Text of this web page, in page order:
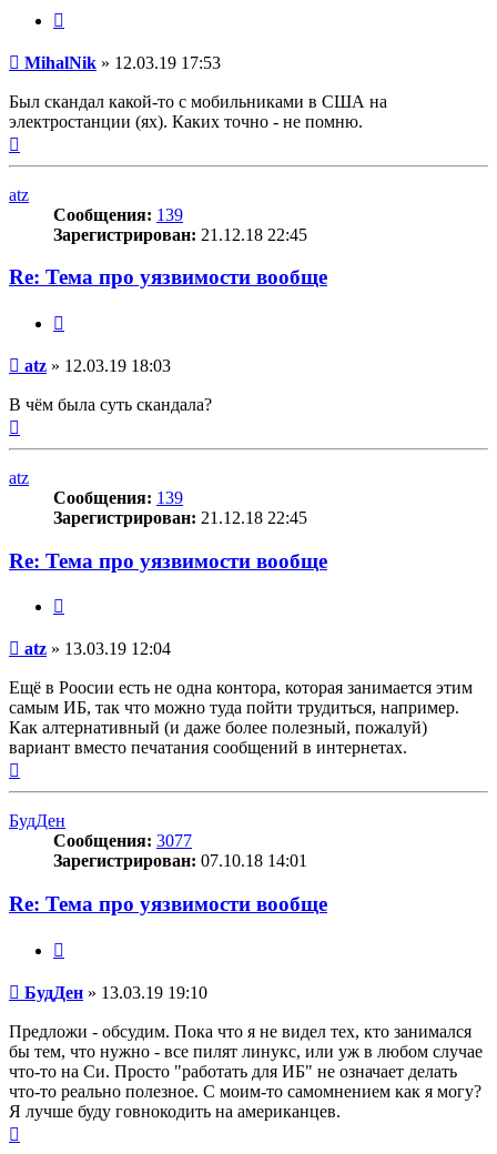
Сообщение
MihalNik » 12.03.19 17:53
Был скандал какой-то с мобильниками в США на
электростанции (ях). Каких точно - не помню.
atz
Сообщения: 139
Зарегистрирован: 21.12.18 22:45
Re: Тема про уязвимости вообще
Сообщение
atz » 12.03.19 18:03
В чём была суть скандала?
atz
Сообщения: 139
Зарегистрирован: 21.12.18 22:45
Re: Тема про уязвимости вообще
Сообщение
atz » 13.03.19 12:04
Ещё в Роосии есть не одна контора, которая занимается этим
самым ИБ, так что можно туда пойти трудиться, например.
Как алтернативный (и даже более полезный, пожалуй)
вариант вместо печатания сообщений в интернетах.
БудДен
Сообщения: 3077
Зарегистрирован: 07.10.18 14:01
Re: Тема про уязвимости вообще
Сообщение
БудДен » 13.03.19 19:10
Предложи - обсудим. Пока что я не видел тех, кто занимался
бы тем, что нужно - все пилят линукс, или уж в любом случае
что-то на Си. Просто "работать для ИБ" не означает делать
что-то реально полезное. С моим-то самомнением как я могу?
Я лучше буду говнокодить на американцев.